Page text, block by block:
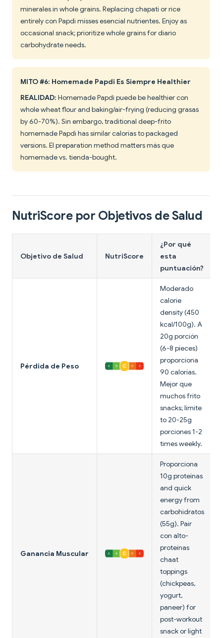
minerales in whole grains. Replacing chapati or rice
entirely con Papdi misses esencial nutrientes. Enjoy as
occasional snack; prioritize whole grains for diario
carbohydrate needs.
MITO #6: Homemade Papdi Es Siempre Healthier
REALIDAD: Homemade Papdi puede be healthier con
whole wheat flour and baking/air-frying (reducing grasas
by 60-70%). Sin embargo, traditional deep-frito
homemade Papdi has similar calorías to packaged
versions. El preparation method matters más que
homemade vs. tienda-bought.
NutriScore por Objetivos de Salud
Objetivo de Salud NutriScore
¿Por qué
esta
puntuación?
Pérdida de Peso
Moderado
calorie
density (450
kcal/100g). A
20g porción
(6-8 pieces)
proporciona
90 calorías.
Mejor que
muchos frito
snacks; límite
to 20-25g
porciones 1-2
times weekly.
Ganancia Muscular
Proporciona
10g proteínas
and quick
energy from
carbohidratos
(55g). Pair
con alto-
proteínas
chaat
toppings
(chickpeas,
yogurt,
paneer) for
post-workout
snack or light